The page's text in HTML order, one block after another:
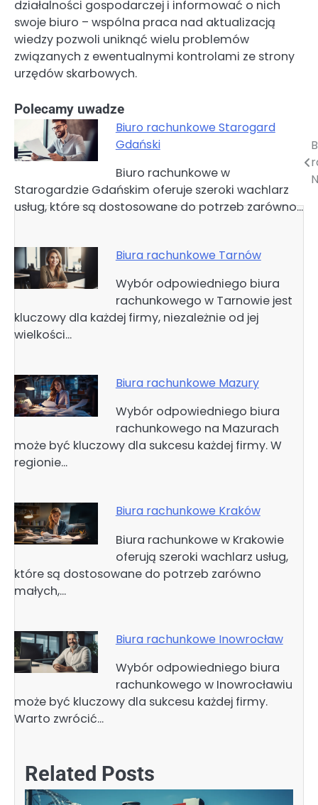
działalności gospodarczej i informować o nich
swoje biuro – wspólna praca nad aktualizacją
wiedzy pozwoli uniknąć wielu problemów
związanych z ewentualnymi kontrolami ze strony
urzędów skarbowych.
Polecamy uwadze
Biuro rachunkowe Starogard
Gdański
Biuro rachunkowe w
Starogardzie Gdańskim oferuje szeroki wachlarz
usług, które są dostosowane do potrzeb zarówno…
Biura rachunkowe Tarnów
Wybór odpowiedniego biura
rachunkowego w Tarnowie jest
kluczowy dla każdej firmy, niezależnie od jej
wielkości…
Biura rachunkowe Mazury
Wybór odpowiedniego biura
rachunkowego na Mazurach
może być kluczowy dla sukcesu każdej firmy. W
regionie…
Biura rachunkowe Kraków
Biura rachunkowe w Krakowie
oferują szeroki wachlarz usług,
które są dostosowane do potrzeb zarówno
małych,…
Biura rachunkowe Inowrocław
Wybór odpowiedniego biura
rachunkowego w Inowrocławiu
może być kluczowy dla sukcesu każdej firmy.
Warto zwrócić…
Nawigacja
Related Posts